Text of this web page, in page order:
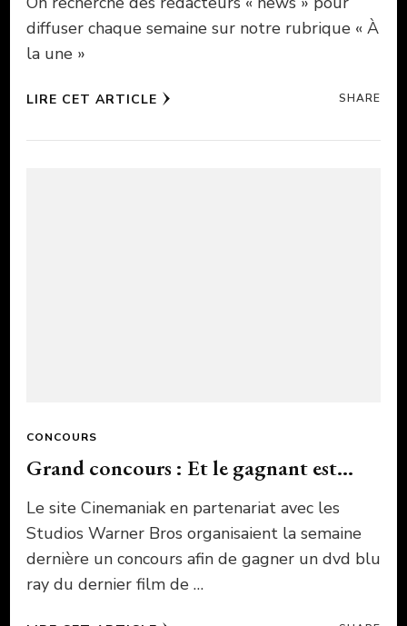
diffuser chaque semaine sur notre rubrique « À
la une »
LIRE CET ARTICLE SHARE
CONCOURS
Grand concours : Et le gagnant est…
Le site Cinemaniak en partenariat avec les
Studios Warner Bros organisaient la semaine
dernière un concours afin de gagner un dvd blu
ray du dernier film de …